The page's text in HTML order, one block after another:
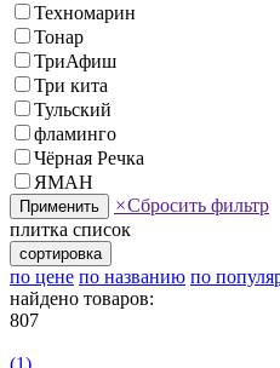
Техномарин
Тонар
ТриАфиш
Три кита
Тульский
фламинго
Чёрная Речка
ЯМАН
Применить ×Сбросить фильтр
плитка список
сортировка
по цене по названию по
найдено товаров:
807
(1)